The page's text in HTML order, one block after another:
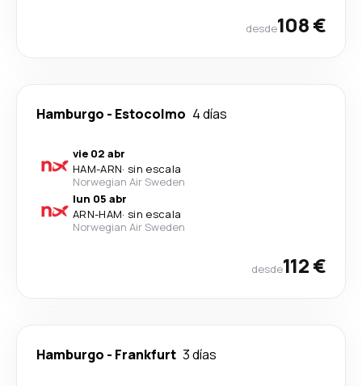
desde108 €
Hamburgo - Estocolmo 4 días
vie 02 abr
HAM-ARN· sin escala
Norwegian Air Sweden
lun 05 abr
ARN-HAM· sin escala
Norwegian Air Sweden
desde112 €
Hamburgo - Frankfurt 3 días